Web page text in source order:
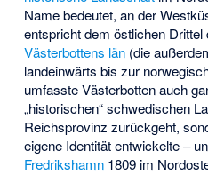
Name bedeutet, an der
entspricht dem östlichen
Västerbottens län (die
landeinwärts bis zur
umfasste Västerbotten auch
„historischen“ schwedischen
Reichsprovinz zurückgeht,
eigene Identität entwickelte –
Fredrikshamn 1809 im